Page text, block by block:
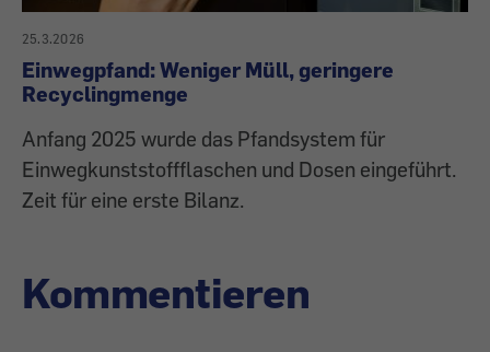
25.3.2026
Einwegpfand: Weniger Müll, geringere
Recyclingmenge
Anfang 2025 wurde das Pfandsystem für
Einwegkunststoffflaschen und Dosen eingeführt.
Zeit für eine erste Bilanz.
Kommentieren